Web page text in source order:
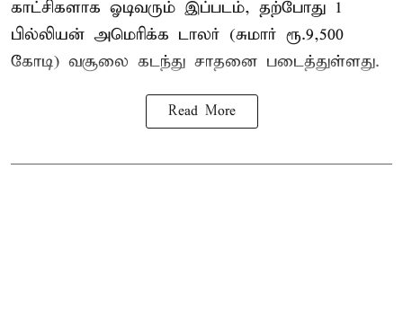
காட்சிகளாக ஓடிவரும் இப்படம், தற்போது 1
பில்லியன் அமெரிக்க டாலர் (சுமார் ரூ.9,500
கோடி) வசூலை கடந்து சாதனை படைத்துள்ளது.
Read More